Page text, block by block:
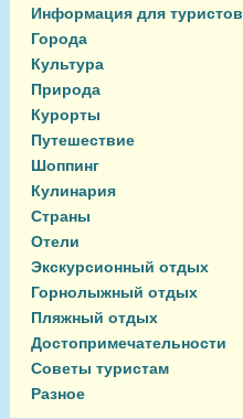
Информация для туристов
Города
Культура
Природа
Курорты
Путешествие
Шоппинг
Кулинария
Страны
Отели
Экскурсионный отдых
Горнолыжный отдых
Пляжный отдых
Достопримечательности
Советы туристам
Разное